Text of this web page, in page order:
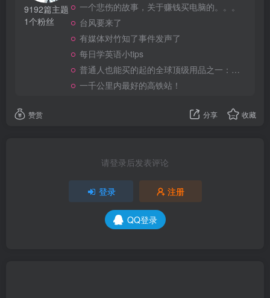
9192篇主题
1个粉丝
一个悲伤的故事，关于赚钱买电脑的。。。
台风要来了
有媒体对竹知了事件发声了
每日学英语小tips
普通人也能买的起的全球顶级用品之一：WD-40润滑除锈剂！
一千公里内最好的高铁站！
赞赏 分享 收藏
请登录后发表评论
登录 注册
QQ登录